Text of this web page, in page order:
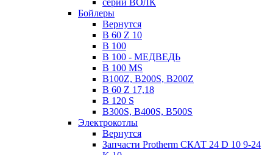
серии ВОЛК
Бойлеры
Вернутся
B 60 Z 10
B 100
B 100 - МЕДВЕДЬ
B 100 MS
B100Z, B200S, B200Z
B 60 Z 17,18
B 120 S
B300S, B400S, B500S
Электрокотлы
Вернутся
Запчасти Protherm СКАТ 24 D 10 9-24